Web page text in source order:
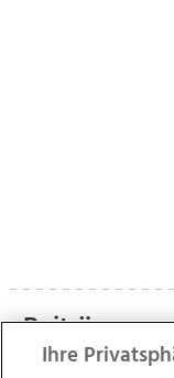
Beiträge
Ihre